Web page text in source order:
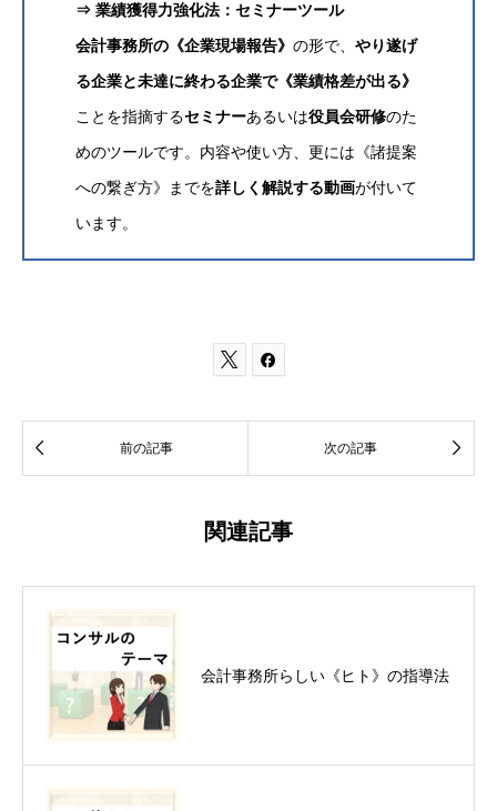
⇒ 業績獲得力強化法：セミナーツール
会計事務所の《企業現場報告》 の形で、 やり遂げ
る企業と未達に終わる企業で《業績格差が出る》
ことを指摘するセミナーあるいは役員会研修のた
めのツールです。内容や使い方、更には《諸提案
への繋ぎ方》までを詳しく解説する動画が付いて
います。
 
 前の記事 次の記事 
関連記事
会計事務所らしい《ヒト》の指導法